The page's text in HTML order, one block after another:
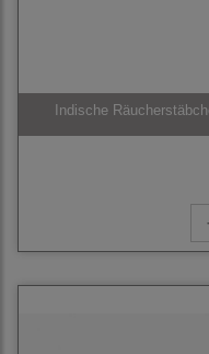
Indische